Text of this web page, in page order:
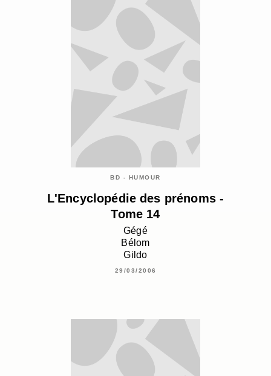
BD - HUMOUR
L'Encyclopédie des prénoms -
Tome 14
Gégé
Bélom
Gildo
29/03/2006